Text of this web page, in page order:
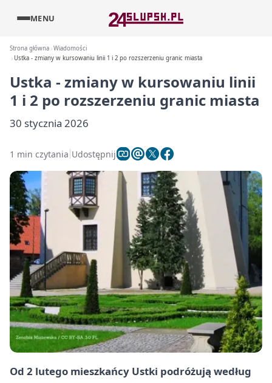
MENU
Strona główna Wiadomości
Ustka - zmiany w kursowaniu linii 1 i 2 po rozszerzeniu granic miasta
Ustka - zmiany w kursowaniu linii
1 i 2 po rozszerzeniu granic miasta
30 stycznia 2026
1 min czytania Udostępnij
Od 2 lutego mieszkańcy Ustki podróżują według